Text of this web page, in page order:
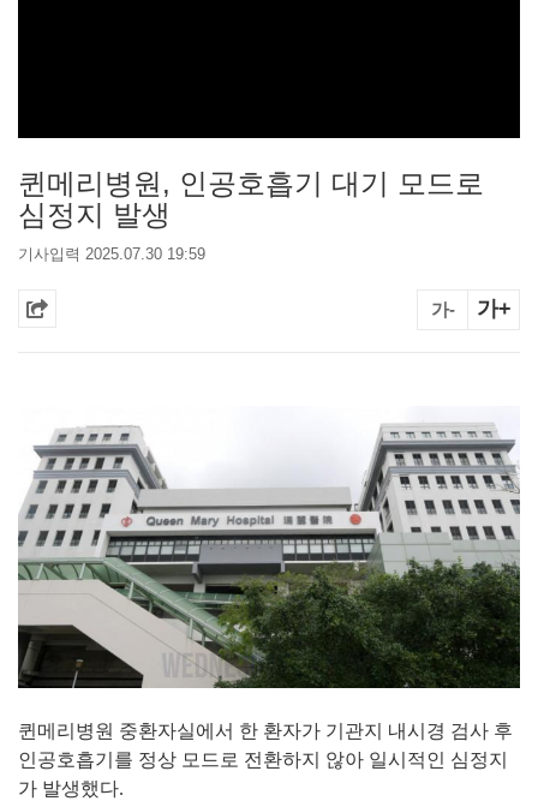
퀸메리병원, 인공호흡기 대기 모드로
심정지 발생
기사입력 2025.07.30 19:59
가- 가+
퀸메리병원 중환자실에서 한 환자가 기관지 내시경 검사 후
인공호흡기를 정상 모드로 전환하지 않아 일시적인 심정지
가 발생했다.